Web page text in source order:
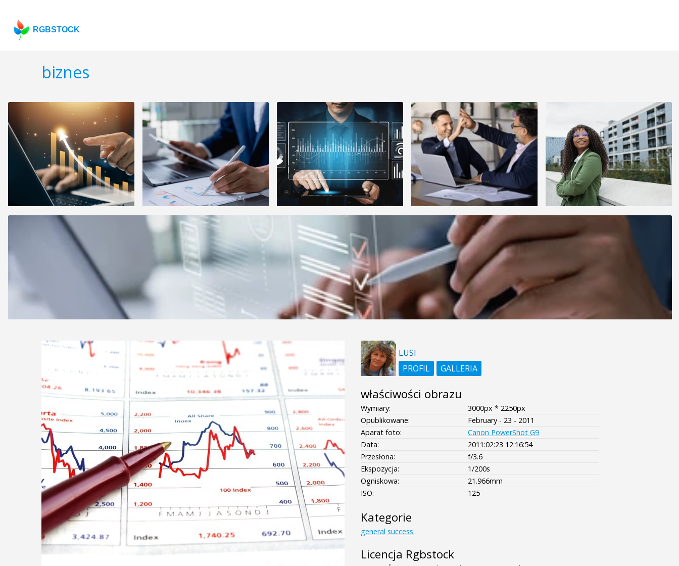
RGBSTOCK
biznes
LUSI
PROFIL
GALLERIA
właściwości obrazu
Wymiary:
3000px * 2250px
Opublikowane:
February - 23 - 2011
Aparat foto:
Canon PowerShot G9
Data:
2011:02:23 12:16:54
Przesłona:
f/3.6
Ekspozycja:
1/200s
Ogniskowa:
21.966mm
ISO:
125
Kategorie
general success
Licencja Rgbstock